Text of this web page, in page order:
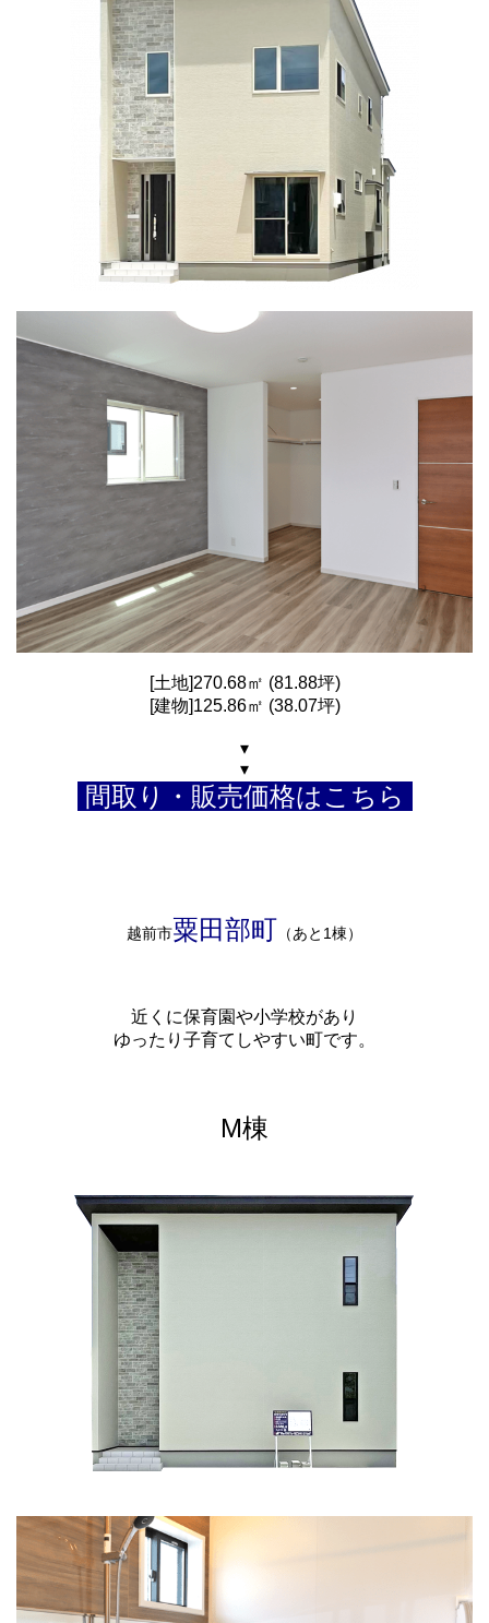
[土地]270.68㎡ (81.88坪)
[建物]125.86㎡ (38.07坪)
▾
▾
間取り・販売価格はこちら
越前市粟田部町 （あと1棟）
近くに保育園や小学校があり
ゆったり子育てしやすい町です。
M棟